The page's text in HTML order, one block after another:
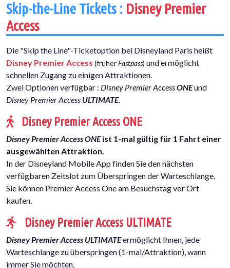
Skip-the-Line Tickets : Disney Premier
Access
Die "Skip the Line"-Ticketoption bei Disneyland Paris heißt
Disney Premier Access (früherFastpass) und ermöglicht
schnellen Zugang zu einigen Attraktionen.
Zwei Optionen verfügbar : Disney Premier AccessONEund
Disney Premier Access ULTIMATE.
Disney Premier Access ONE
Disney Premier Access ONEist 1-mal gültig für 1 Fahrt einer
ausgewählten Attraktion.
In der Disneyland Mobile App finden Sie den nächsten
verfügbaren Zeitslot zum Überspringen der Warteschlange.
Sie können Premier Access One am Besuchstag vor Ort
kaufen.
Disney Premier Access ULTIMATE
Disney Premier Access ULTIMATEermöglicht Ihnen, jede
Warteschlange zu überspringen (1-mal/Attraktion), wann
immer Sie möchten.